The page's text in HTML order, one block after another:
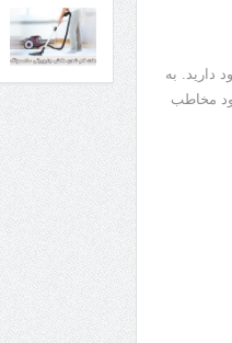
دارید. به
مخاطب